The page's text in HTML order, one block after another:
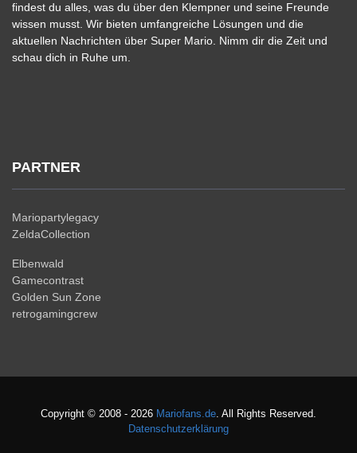
findest du alles, was du über den Klempner und seine Freunde
wissen musst. Wir bieten umfangreiche Lösungen und die
aktuellen Nachrichten über Super Mario. Nimm dir die Zeit und
schau dich in Ruhe um.
PARTNER
Mariopartylegacy
ZeldaCollection
Elbenwald
Gamecontrast
Golden Sun Zone
retrogamingcrew
Copyright © 2008 - 2026 Mariofans.de. All Rights Reserved.
Datenschutzerklärung